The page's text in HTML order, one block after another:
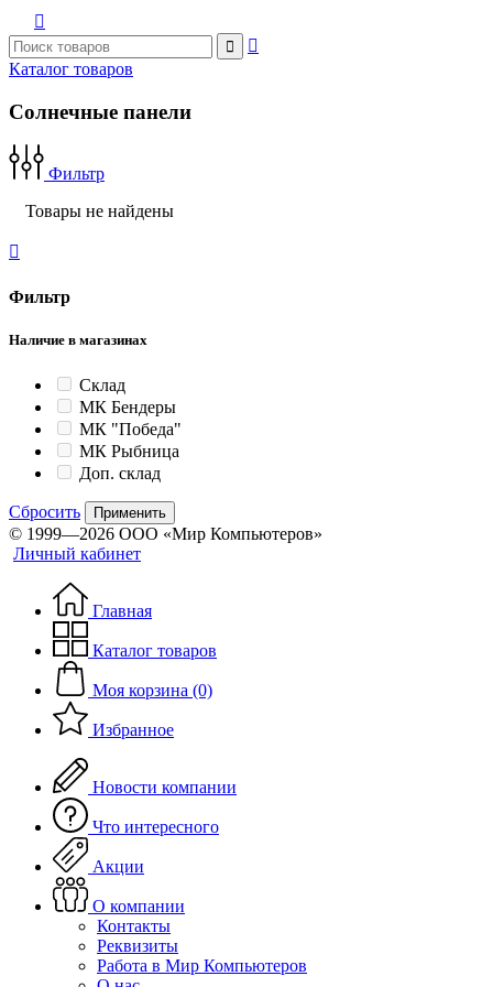



Каталог товаров
Солнечные панели
Фильтр
Товары не найдены

Фильтр
Наличие в магазинах
Склад
МК Бендеры
МК "Победа"
МК Рыбница
Доп. склад
Сбросить Применить
© 1999—2026 ООО «Мир Компьютеров»
Личный кабинет
Главная
Каталог товаров
Моя корзина (0)
Избранное
Новости компании
Что интересного
Акции
О компании
Контакты
Реквизиты
Работа в Мир Компьютеров